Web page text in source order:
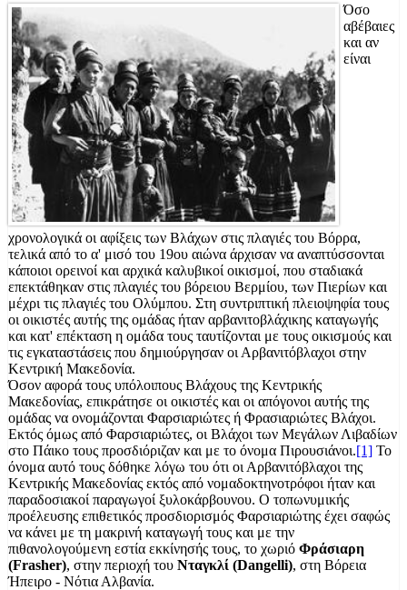
Όσο
αβέβαιες
και αν
είναι
χρονολογικά οι αφίξεις των Βλάχων στις πλαγιές του Βόρρα,
τελικά από το α' μισό του 19ου αιώνα άρχισαν να αναπτύσσονται
κάποιοι ορεινοί και αρχικά καλυβικοί οικισμοί, που σταδιακά
επεκτάθηκαν στις πλαγιές του βόρειου Βερμίου, των Πιερίων και
μέχρι τις πλαγιές του Ολύμπου. Στη συντριπτική πλειοψηφία τους
oι οικιστές αυτής της ομάδας ήταν αρβανιτοβλάχικης καταγωγής
και κατ' επέκταση η ομάδα τους ταυτίζονται με τους οικισμούς και
τις εγκαταστάσεις που δημιούργησαν οι Αρβανιτόβλαχοι στην
Κεντρική Μακεδονία.
Όσον αφορά τους υπόλοιπους Βλάχους της Κεντρικής
Μακεδονίας, επικράτησε οι οικιστές και οι απόγονοι αυτής της
ομάδας να ονομάζονται Φαρσιαριώτες ή Φρασιαριώτες Βλάχοι.
Εκτός όμως από Φαρσιαριώτες, οι Βλάχοι των Μεγάλων Λιβαδίων
στο Πάικο τους προσδιόριζαν και με το όνομα Πιρουσιάνοι.[1] Το
όνομα αυτό τους δόθηκε λόγω του ότι οι Αρβανιτόβλαχοι της
Κεντρικής Μακεδονίας εκτός από νομαδοκτηνοτρόφοι ήταν και
παραδοσιακοί παραγωγοί ξυλοκάρβουνου. Ο τοπωνυμικής
προέλευσης επιθετικός προσδιορισμός Φαρσιαριώτης έχει σαφώς
να κάνει με τη μακρινή καταγωγή τους και με την
πιθανολογούμενη εστία εκκίνησής τους, το χωριό Φράσιαρη
(Frasher), στην περιοχή του Νταγκλί (Dangelli), στη Βόρεια
Ήπειρο - Νότια Αλβανία.